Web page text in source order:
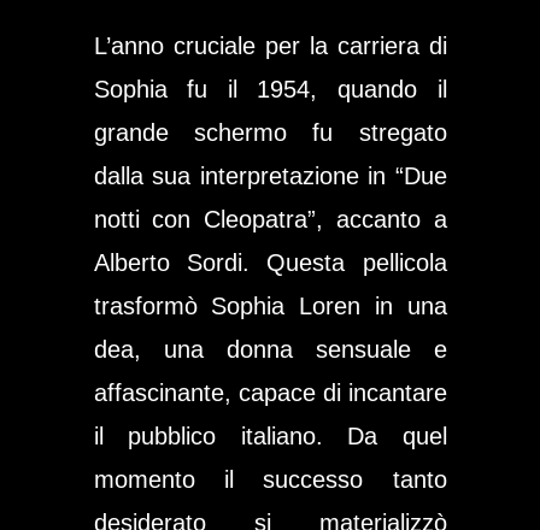
L’anno cruciale per la carriera di
Sophia fu il 1954, quando il
grande schermo fu stregato
dalla sua interpretazione in “Due
notti con Cleopatra”, accanto a
Alberto Sordi. Questa pellicola
trasformò Sophia Loren in una
dea, una donna sensuale e
affascinante, capace di incantare
il pubblico italiano. Da quel
momento il successo tanto
desiderato si materializzò